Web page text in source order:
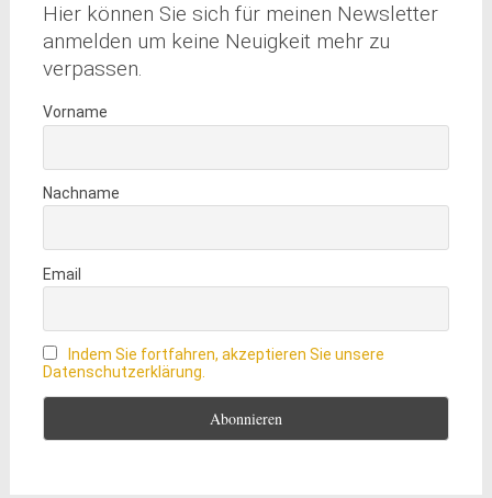
Hier können Sie sich für meinen Newsletter
anmelden um keine Neuigkeit mehr zu
verpassen.
Vorname
Nachname
Email
Indem Sie fortfahren, akzeptieren Sie unsere
Datenschutzerklärung.